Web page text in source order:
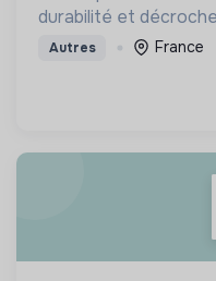
durabilité et
transformer les
Autres France